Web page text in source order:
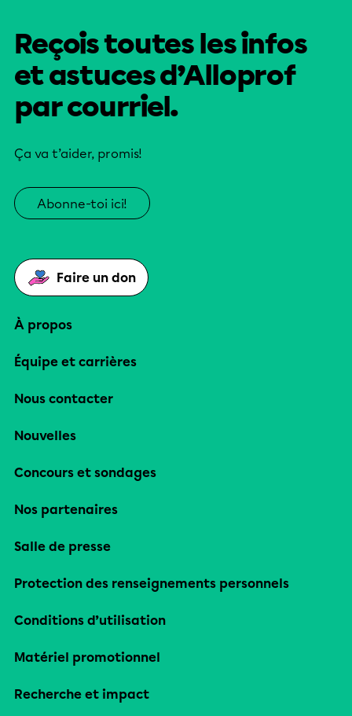
Reçois toutes les infos
et astuces d’Alloprof
par courriel.
Ça va t’aider, promis!
Abonne-toi ici!
Faire un don
À propos
Équipe et carrières
Nous contacter
Nouvelles
Concours et sondages
Nos partenaires
Salle de presse
Protection des renseignements personnels
Conditions d’utilisation
Matériel promotionnel
Recherche et impact